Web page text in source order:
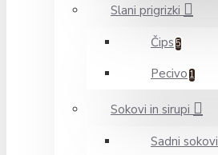
Slani prigrizki
Čips 5
Pecivo 1
Sokovi in sirupi
Sadni sokovi